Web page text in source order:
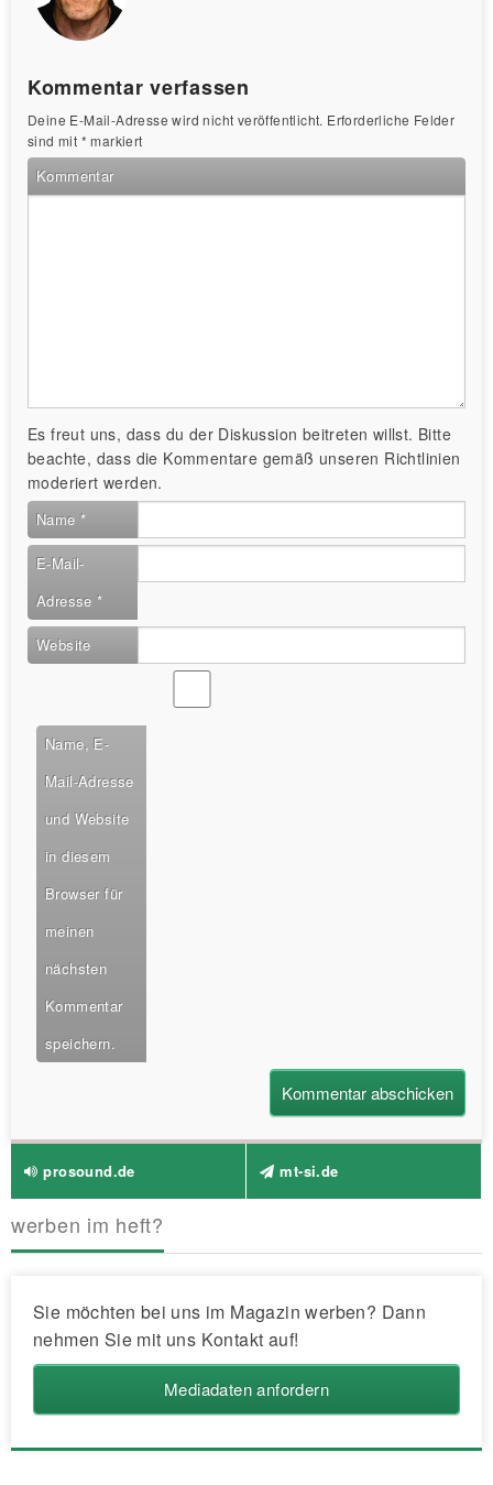
Kommentar verfassen
Deine E-Mail-Adresse wird nicht veröffentlicht. Erforderliche Felder
sind mit * markiert
Kommentar
Es freut uns, dass du der Diskussion beitreten willst. Bitte
beachte, dass die Kommentare gemäß unseren Richtlinien
moderiert werden.
Name *
E-Mail-
Adresse*
Website
Name, E-
Mail-Adresse
und Website
in diesem
Browser für
meinen
nächsten
Kommentar
speichern.
prosound.de mt-si.de
werben im heft?
Sie möchten bei uns im Magazin werben? Dann
nehmen Sie mit uns Kontakt auf!
Mediadaten anfordern